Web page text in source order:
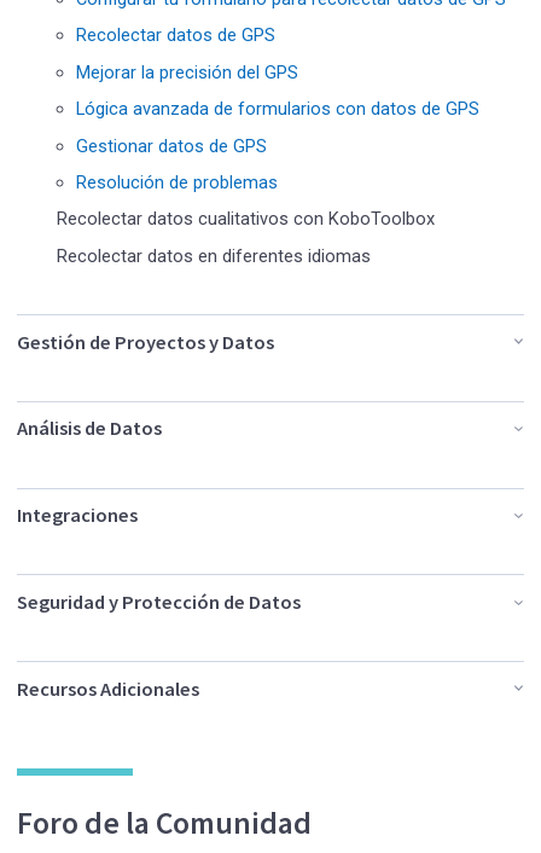
Recolectar datos de GPS
Mejorar la precisión del GPS
Lógica avanzada de formularios con datos de GPS
Gestionar datos de GPS
Resolución de problemas
Recolectar datos cualitativos con KoboToolbox
Recolectar datos en diferentes idiomas
Gestión de Proyectos y Datos
Análisis de Datos
Integraciones
Seguridad y Protección de Datos
Recursos Adicionales
Foro de la Comunidad